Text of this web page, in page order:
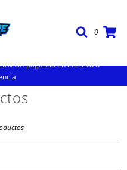
0
Off pagando en efectivo o